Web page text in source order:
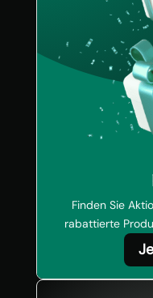
Finden Sie
rabattierte